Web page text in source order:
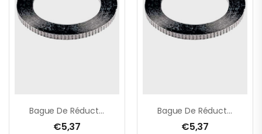
Bague De Réduction – 25,4 -> 16,0 Mm X 3,2 Mm
€5,37
Bague De Réduction – 25,4 -> 20,0 Mm X 1,4 Mm
€5,37